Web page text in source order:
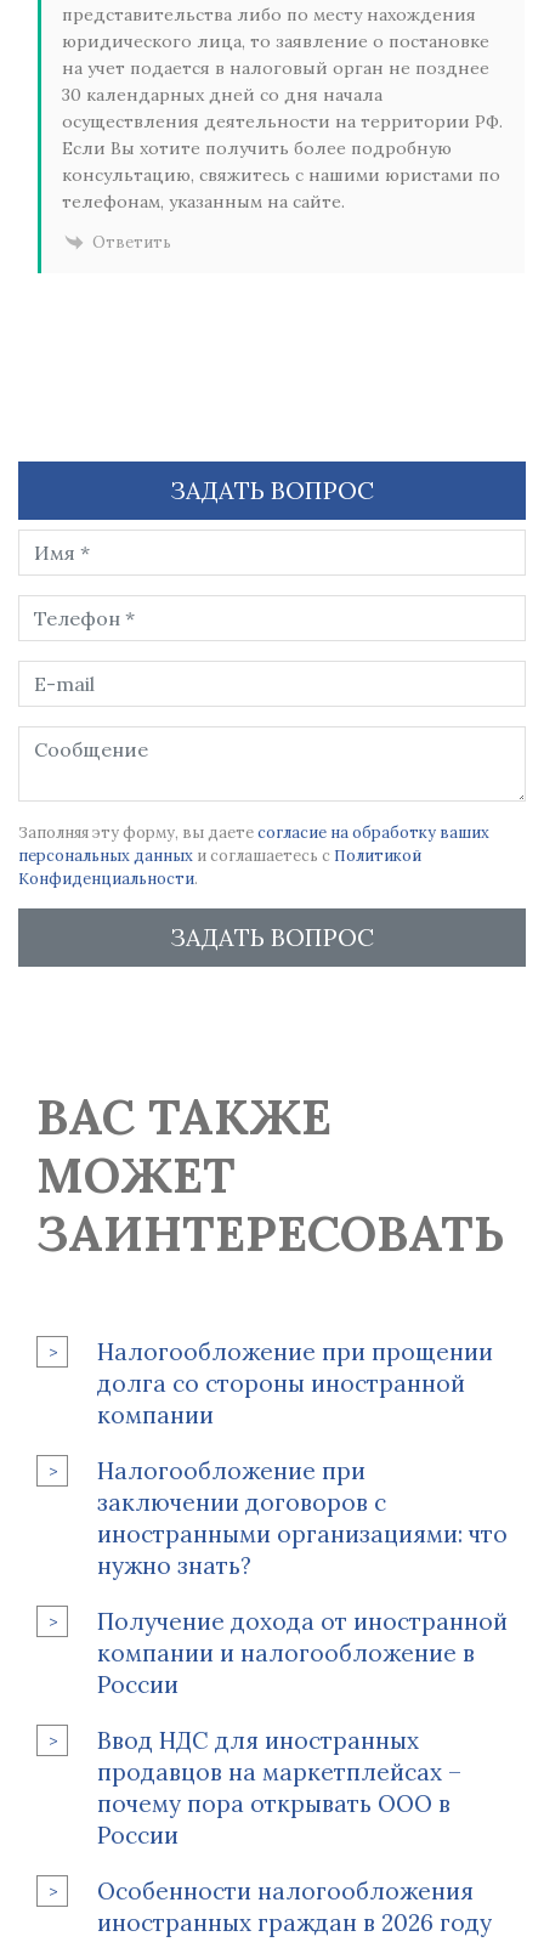
представительства либо по месту нахождения
юридического лица, то заявление о постановке
на учет подается в налоговый орган не позднее
30 календарных дней со дня начала
осуществления деятельности на территории РФ.
Если Вы хотите получить более подробную
консультацию, свяжитесь с нашими юристами по
телефонам, указанным на сайте.
Ответить
ЗАДАТЬ ВОПРОС
Заполняя эту форму, вы даетесогласие на обработку ваших
персональных данных и соглашаетесь с Политикой
Конфиденциальности.
ЗАДАТЬ ВОПРОС
ВАС ТАКЖЕ
МОЖЕТ
ЗАИНТЕРЕСОВАТЬ
Налогообложение при прощении
долга со стороны иностранной
компании
Налогообложение при
заключении договоров с
иностранными организациями: что
нужно знать?
Получение дохода от иностранной
компании и налогообложение в
России
Ввод НДС для иностранных
продавцов на маркетплейсах –
почему пора открывать ООО в
России
Особенности налогообложения
иностранных граждан в 2026 году